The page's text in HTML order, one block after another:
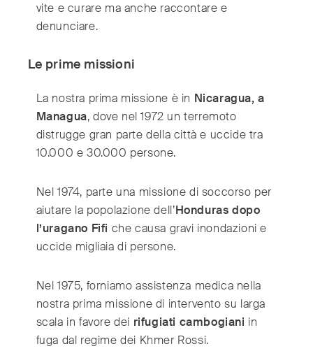
vite e curare ma anche raccontare e
denunciare.
Le prime missioni
La nostra prima missione è in Nicaragua, a
Managua, dove nel 1972 un terremoto
distrugge gran parte della città e uccide tra
10.000 e 30.000 persone.
Nel 1974, parte una missione di soccorso per
aiutare la popolazione dell’Honduras dopo
l’uragano Fifi che causa gravi inondazioni e
uccide migliaia di persone.
Nel 1975, forniamo assistenza medica nella
nostra prima missione di intervento su larga
scala in favore dei rifugiati cambogiani in
fuga dal regime dei Khmer Rossi.